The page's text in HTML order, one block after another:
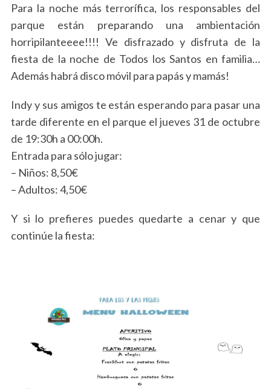
Para la noche más terrorífica, los responsables del
parque están preparando una ambientación
horripilanteeee!!!! Ve disfrazado y disfruta de la
fiesta de la noche de Todos los Santos en familia…
Además habrá disco móvil para papás y mamás!
Indy y sus amigos te están esperando para pasar una
tarde diferente en el parque el jueves 31 de octubre
de 19:30h a 00:00h.
Entrada para sólo jugar:
– Niños: 8,50€
– Adultos: 4,50€
Y si lo prefieres puedes quedarte a cenar y que
continúe la fiesta: